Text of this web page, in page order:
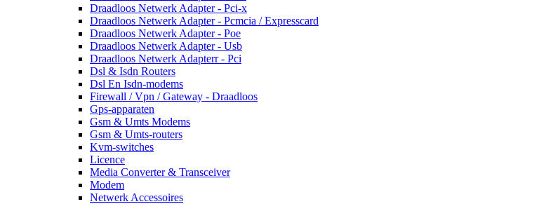
Draadloos Netwerk Adapter - Pci-x
Draadloos Netwerk Adapter - Pcmcia / Expresscard
Draadloos Netwerk Adapter - Poe
Draadloos Netwerk Adapter - Usb
Draadloos Netwerk Adapterr - Pci
Dsl & Isdn Routers
Dsl En Isdn-modems
Firewall / Vpn / Gateway - Draadloos
Gps-apparaten
Gsm & Umts Modems
Gsm & Umts-routers
Kvm-switches
Licence
Media Converter & Transceiver
Modem
Netwerk Accessoires